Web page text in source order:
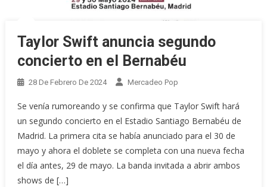
Taylor Swift anuncia segundo
concierto en el Bernabéu
28 De Febrero De 2024 Mercadeo Pop
Se venía rumoreando y se confirma que Taylor Swift hará
un segundo concierto en el Estadio Santiago Bernabéu de
Madrid. La primera cita se había anunciado para el 30 de
mayo y ahora el doblete se completa con una nueva fecha
el día antes, 29 de mayo. La banda invitada a abrir ambos
shows de […]